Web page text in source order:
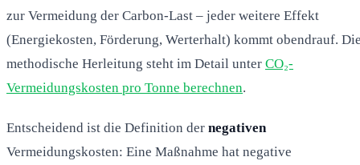
zur Vermeidung der Carbon-Last – jeder weitere Effekt
(Energiekosten, Förderung, Werterhalt) kommt obendrauf.
methodische Herleitung steht im Detail unter CO₂-
Vermeidungskosten pro Tonne berechnen.
Entscheidend ist die Definition der negativen
Vermeidungskosten: Eine Maßnahme hat negative